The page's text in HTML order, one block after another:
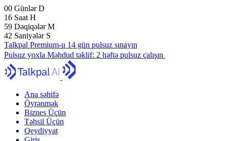
00 GünlərD
16 Saat H
59 DəqiqələrM
41 Saniyələr S
Talkpal Premium-u 14 gün pulsuz sınayın
Pulsuz yoxla Məhdud təklif: 2 həftə pulsuz çalışın
Ana səhifə
Öyrənmək
Biznes Üçün
Təhsil Üçün
Qeydiyyat